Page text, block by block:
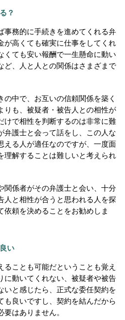
？
事務的に手続きを進めてくれる弁
が高くても確実に仕事をしてくれ
くても安い報酬で一生懸命に動い
ど、人と人との関係はさまざまで
中で、お互いの信頼関係を築く
りも、被疑者・被告人との相性が
けで相性を判断するのは非常に難
弁護士と会って話をし、この人な
える人が適任なのですが、一度面
理解することは難しいと考えられ
関係者がその弁護士と会い、十分
人と相性が合うと思われる人を探
依頼を決めることをお勧めしま
い
ることも可能だということも覚え
に動いてくれない、被疑者や被告
いと感じたら、正式な委任契約を
も良いですし、契約を結んだから
はありません。